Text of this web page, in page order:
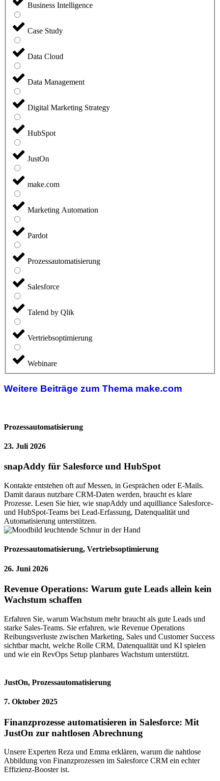
Business Intelligence
Case Study
Data Cloud
Data Management
Digital Marketing Strategy
HubSpot
JustOn
make.com
Marketing Automation
Pardot
Prozessautomatisierung
Salesforce
Talend by Qlik
Vertriebsoptimierung
Webinare
Weitere Beiträge zum Thema make.com
Prozessautomatisierung
23. Juli 2026
snapAddy für Salesforce und HubSpot
Kontakte entstehen oft auf Messen, in Gesprächen oder E-Mails.
Damit daraus nutzbare CRM-Daten werden, braucht es klare
Prozesse. Lesen Sie hier, wie snapAddy und aquilliance Salesforce-
und HubSpot-Teams bei Lead-Erfassung, Datenqualität und
Automatisierung unterstützen.
Prozessautomatisierung, Vertriebsoptimierung
26. Juni 2026
Revenue Operations: Warum gute Leads allein kein
Wachstum schaffen
Erfahren Sie, warum Wachstum mehr braucht als gute Leads und
starke Sales-Teams. Sie erfahren, wie Revenue Operations
Reibungsverluste zwischen Marketing, Sales und Customer Success
sichtbar macht, welche Rolle CRM, Datenqualität und KI spielen
und wie ein RevOps Setup planbares Wachstum unterstützt.
JustOn, Prozessautomatisierung
7. Oktober 2025
Finanzprozesse automatisieren in Salesforce: Mit
JustOn zur nahtlosen Abrechnung
Unsere Experten Reza und Emma erklären, warum die nahtlose
Abbildung von Finanzprozessen im Salesforce CRM ein echter
Effizienz-Booster ist.